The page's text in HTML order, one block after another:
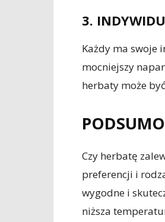
3.
Każdy ma swoje
mocniejszy
herbaty może
Czy herbatę
preferencji i
wygodne i
niższa